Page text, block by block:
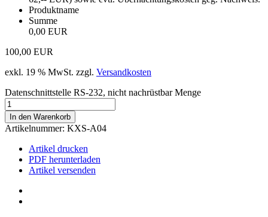
Produktname
Summe
0,00 EUR
100,00 EUR
exkl. 19 % MwSt. zzgl. Versandkosten
Datenschnittstelle RS-232, nicht nachrüstbar Menge
In den Warenkorb
Artikelnummer: KXS-A04
Artikel drucken
PDF herunterladen
Artikel versenden